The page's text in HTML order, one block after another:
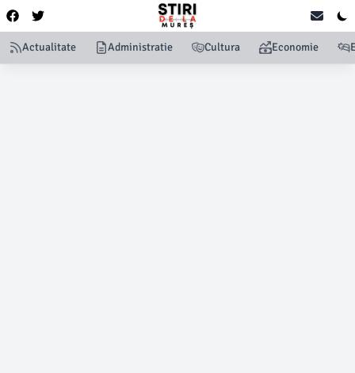
Actualitate Administratie Cultura Economie